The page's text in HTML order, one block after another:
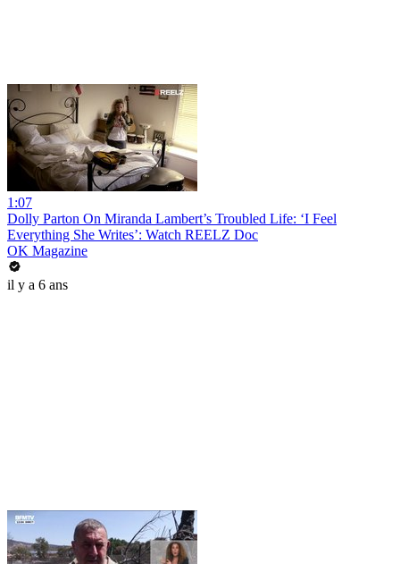
1:07
Dolly Parton On Miranda Lambert’s Troubled Life: ‘I Feel
Everything She Writes’: Watch REELZ Doc
OK Magazine
il y a 6 ans